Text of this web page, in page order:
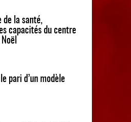
de la santé,
capacités du centre
pari d’un modèle